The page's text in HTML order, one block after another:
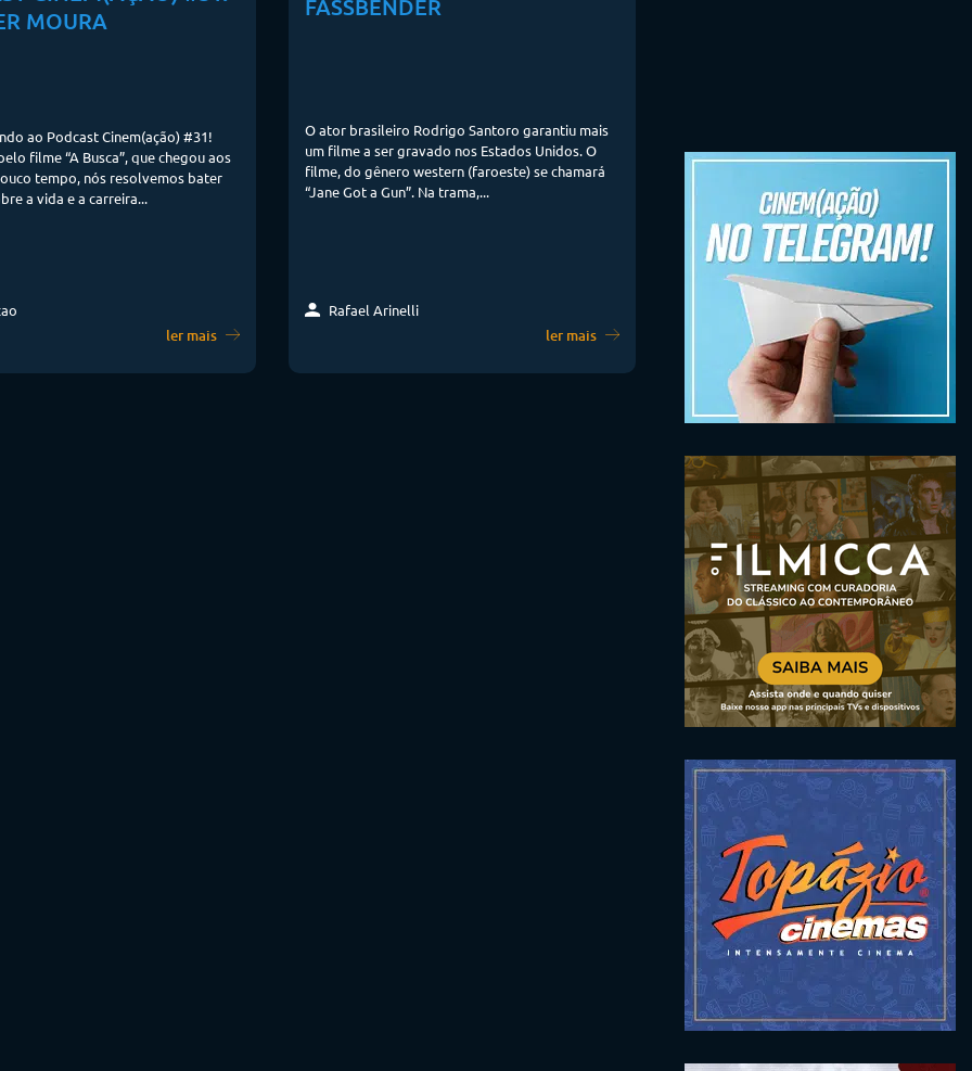
MOURA
ao Podcast Cinem(ação) #31!
filme “A Busca”, que chegou aos
tempo, nós resolvemos bater
a vida e a carreira...
ler mais
FASSBENDER
O ator brasileiro Rodrigo Santoro garantiu mais
um filme a ser gravado nos Estados Unidos. O
filme, do gênero western (faroeste) se chamará
“Jane Got a Gun”. Na trama,...
Rafael Arinelli
ler mais